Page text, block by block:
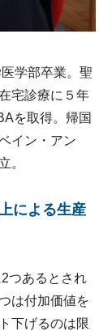
学部卒業。聖
宅診療に５年
を取得。帰国
イン・アン
。
による生産
つあるとされ
は付加価値を
下げるのは限